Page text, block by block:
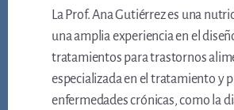
La Prof. Ana Gutiérrez es una
una amplia experiencia en el
tratamientos para trastornos
especializada en el tratamiento y
enfermedades crónicas, como la